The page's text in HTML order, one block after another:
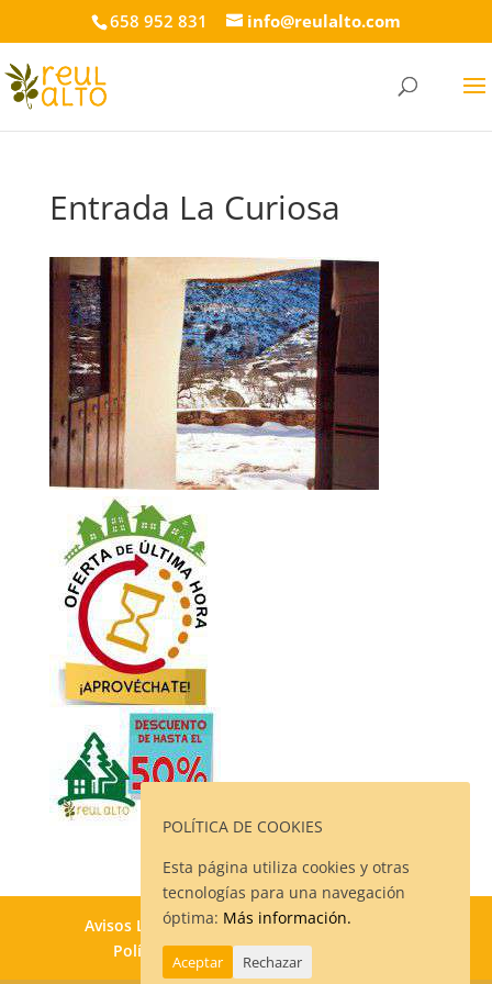
658 952 831 info@reulalto.com
Entrada La Curiosa
Avisos Legales
Política de Privacidad
Política de Cookies
Contacto
POLÍTICA DE COOKIES
Esta página utiliza cookies y otras
tecnologías para una navegación
óptima: Más información.
Aceptar Rechazar